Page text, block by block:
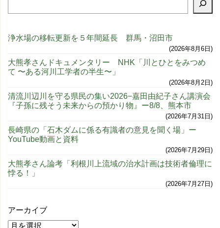
浄水場の移転更新を５年間延長 群馬・沼田市
2026年8月6日
大熊孝さんドキュメンタリー NHK「川とひとをみつめ
て 〜ある河川工学者の半生〜」
2026年8月2日
清流川辺川を守る県民の集い2026−嘉田由紀子さん講演会
『子孫に残そう未来からの預かり物』ー8/8、熊本市
2026年7月31日
長崎県の「石木ダムに係る有識者の意見を聞く場」ー
YouTube動画と資料
2026年7月29日
大熊孝さん論考「利根川上流域の治水計画は技術者倫理に
悖る！」
2026年7月27日
アーカイブ